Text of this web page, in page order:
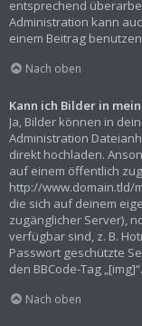
entsprechend
Administration kann
einem Beitrag
Nach oben
Kann ich Bilder in
Ja, Bilder können in
Administration
direkt hochladen.
auf einem öffentlich
http://www.domain.tld/
die sich auf deinem
zugänglicher Server),
verfügbar sind, z. B.
Passwort geschützte
den BBCode-Tag „[img]“.
Nach oben